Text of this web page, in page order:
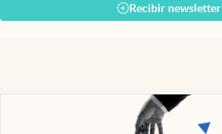
Recibir newsletter